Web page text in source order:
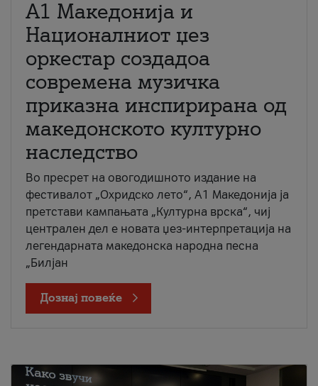
А1 Македонија и
Националниот џез
оркестар создадоа
современа музичка
приказна инспирирана од
македонското културно
наследство
Во пресрет на овогодишното издание на
фестивалот „Охридско лето“, А1 Македонија ја
претстави кампањата „Културна врска“, чиј
централен дел е новата џез-интерпретација на
легендарната македонска народна песна
„Билјан
Дознај повеќе